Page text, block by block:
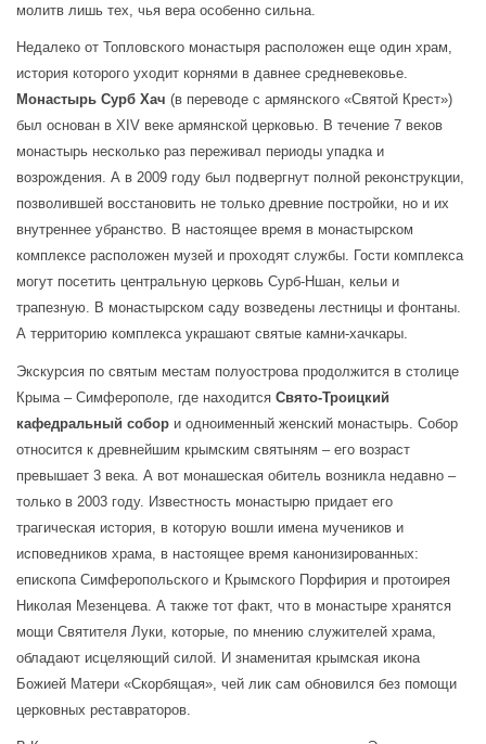
молитв лишь тех, чья вера особенно сильна.
Недалеко от Топловского монастыря расположен еще один храм,
Монастырь Сурб Хач (в переводе с армянского «Святой Крест»)
был основан в XIV веке армянской церковью. В течение 7 веков
монастырь несколько раз переживал периоды упадка и
возрождения. А в 2009 году был подвергнут полной реконструкции,
позволившей восстановить не только древние постройки, но и их
внутреннее убранство. В настоящее время в монастырском
комплексе расположен музей и проходят службы. Гости комплекса
могут посетить центральную церковь Сурб-Ншан, кельи и
трапезную. В монастырском саду возведены лестницы и фонтаны.
А территорию комплекса украшают святые камни-хачкары.
Экскурсия по святым местам полуострова продолжится в столице
Крыма – Симферополе, где находится Свято-Троицкий
кафедральный собор и одноименный женский монастырь. Собор
относится к древнейшим крымским святыням – его возраст
превышает 3 века. А вот монашеская обитель возникла недавно –
только в 2003 году. Известность монастырю придает его
трагическая история, в которую вошли имена мучеников и
исповедников храма, в настоящее время канонизированных:
епископа Симферопольского и Крымского Порфирия и протоирея
Николая Мезенцева. А также тот факт, что в монастыре хранятся
мощи Святителя Луки, которые, по мнению служителей храма,
обладают исцеляющий силой. И знаменитая крымская икона
Божией Матери «Скорбящая», чей лик сам обновился без помощи
церковных реставраторов.